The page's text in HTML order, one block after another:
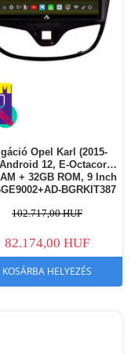
Opel Karl (2015-
12, E-Octacore /
+ 32GB ROM, 9 Inch
BGRKIT387
102.717,00 HUF
82.174,00 HUF
KOSÁRBA HELYEZÉS